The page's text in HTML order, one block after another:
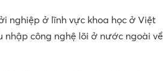
nghiệp ở lĩnh vực khoa học ở Việt
nhập công nghệ lõi ở nước ngoài về